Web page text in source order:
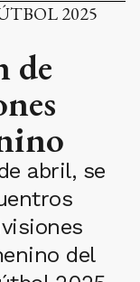
2025
de
abril, se
del